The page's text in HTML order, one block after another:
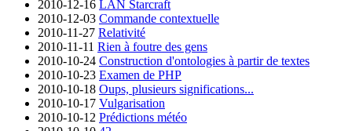
2010-12-16 LAN Starcraft
2010-12-03 Commande contextuelle
2010-11-27 Relativité
2010-11-11 Rien à foutre des gens
2010-10-24 Construction d'ontologies à partir de textes
2010-10-23 Examen de PHP
2010-10-18 Oups, plusieurs significations...
2010-10-17 Vulgarisation
2010-10-12 Prédictions météo